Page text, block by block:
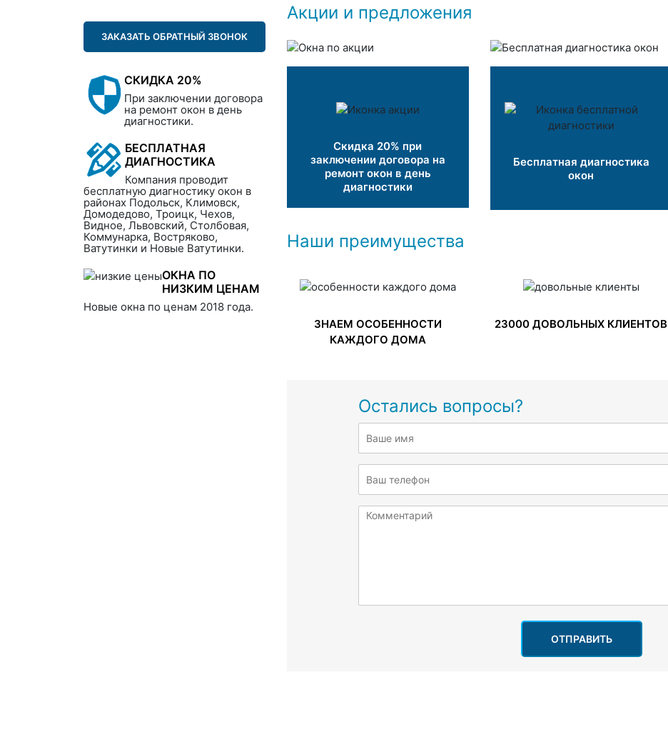
ЗАКАЗАТЬ ОБРАТНЫЙ ЗВОНОК
СКИДКА 20%
При заключении договора
на ремонт окон в день
диагностики.
БЕСПЛАТНАЯ
ДИАГНОСТИКА
Компания проводит
бесплатную диагностику окон в
районах Подольск, Климовск,
Домодедово, Троицк, Чехов,
Видное, Львовский, Столбовая,
Коммунарка, Востряково,
Ватутинки и Новые Ватутинки.
ОКНА ПО
НИЗКИМ ЦЕНАМ
Новые окна по ценам 2018 года.
Акции и предложения
Скидка 20% при
заключении договора на
ремонт окон в день
диагностики
Бесплатная диагностика
окон
Наши преимущества
ЗНАЕМ ОСОБЕННОСТИ
КАЖДОГО ДОМА
23000 ДОВОЛЬНЫХ КЛИЕНТОВ
Остались вопросы?
ОТПРАВИТЬ